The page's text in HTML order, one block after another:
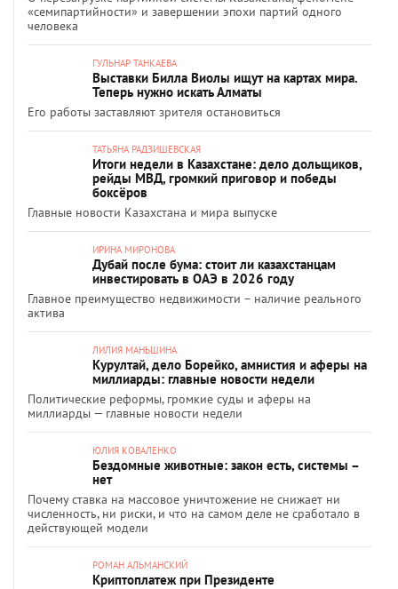
«семипартийности» и завершении эпохи партий одного
человека
ГУЛЬНАР ТАНКАЕВА
Выставки Билла Виолы ищут на картах мира.
Теперь нужно искать Алматы
Его работы заставляют зрителя остановиться
ТАТЬЯНА РАДЗИШЕВСКАЯ
Итоги недели в Казахстане: дело дольщиков,
рейды МВД, громкий приговор и победы
боксёров
Главные новости Казахстана и мира выпуске
ИРИНА МИРОНОВА
Дубай после бума: стоит ли казахстанцам
инвестировать в ОАЭ в 2026 году
Главное преимущество недвижимости – наличие реального
актива
ЛИЛИЯ МАНЬШИНА
Курултай, дело Борейко, амнистия и аферы на
миллиарды: главные новости недели
Политические реформы, громкие суды и аферы на
миллиарды — главные новости недели
ЮЛИЯ КОВАЛЕНКО
Бездомные животные: закон есть, системы –
нет
Почему ставка на массовое уничтожение не снижает ни
численность, ни риски, и что на самом деле не сработало в
действующей модели
РОМАН АЛЬМАНСКИЙ
Криптоплатеж при Президенте